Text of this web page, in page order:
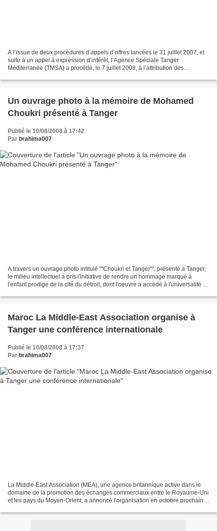
A l’issue de deux procédures d’appels d’offres lancées le 31 juillet 2007, et
suite à un appel à expression d’intérêt, l’Agence Spéciale Tanger
Méditerranée (TMSA) a procédé, le 7 juillet 2008, à l’attribution des
Un ouvrage photo à la mémoire de Mohamed
Choukri présenté à Tanger
Publié le 10/08/2008 à 17:42
Par brahima007
A travers un ouvrage photo intitulé ""Choukri et Tanger"", présenté à Tanger,
le milieu intellectuel a pris l'initiative de rendre un hommage marqué à
l'enfant prodige de la cité du détroit, dont l'oeuvre a accèdé à l'universalité et
Maroc La Middle-East Association organise à
Tanger une conférence internationale
Publié le 10/08/2008 à 17:37
Par brahima007
La Middle-East Association (MEA), une agence britannique active dans le
domaine de la promotion des échanges commerciaux entre le Royaume-Uni
et les pays du Moyen-Orient, a annoncé l'organisation en octobre prochain à